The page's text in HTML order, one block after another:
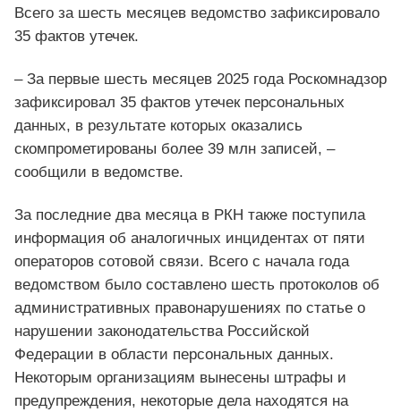
Всего за шесть месяцев ведомство зафиксировало
35 фактов утечек.
– За первые шесть месяцев 2025 года Роскомнадзор
зафиксировал 35 фактов утечек персональных
данных, в результате которых оказались
скомпрометированы более 39 млн записей, –
сообщили в ведомстве.
За последние два месяца в РКН также поступила
информация об аналогичных инцидентах от пяти
операторов сотовой связи. Всего с начала года
ведомством было составлено шесть протоколов об
административных правонарушениях по статье о
нарушении законодательства Российской
Федерации в области персональных данных.
Некоторым организациям вынесены штрафы и
предупреждения, некоторые дела находятся на